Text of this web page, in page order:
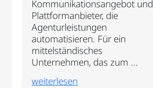
Kommunikationsangebot und
Plattformanbieter, die
Agenturleistungen
automatisieren. Für ein
mittelständisches
Unternehmen, das zum ...
weiterlesen